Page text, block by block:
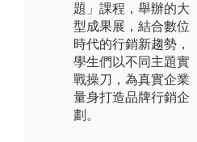
題」課程，舉辦的大
型成果展，結合數位
時代的行銷新趨勢，
學生們以不同主題實
戰操刀，為真實企業
量身打造品牌行銷企
劃。